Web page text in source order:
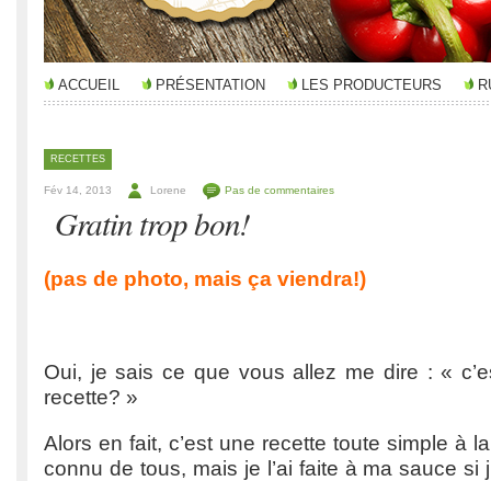
ACCUEIL PRÉSENTATION LES PRODUCTEURS
RECETTES
Fév 14, 2013 Lorene Pas de commentaires
Gratin trop bon!
(pas de photo, mais ça viendra!)
Oui, je sais ce que vous allez me dire : «
recette? »
Alors en fait, c’est une recette toute simple à
connu de tous, mais je l’ai faite à ma sauce si